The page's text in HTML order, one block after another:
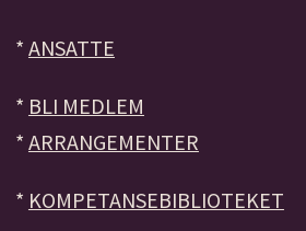
* ANSATTE
* BLI MEDLEM
* ARRANGEMENTER
* KOMPETANSEBIBLIOTEKET